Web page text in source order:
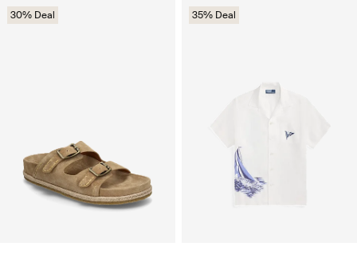
30% Deal 35% Deal